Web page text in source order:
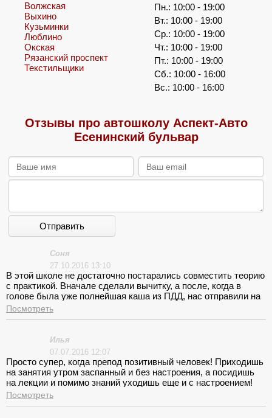
Волжская
Выхино
Кузьминки
Люблино
Окская
Рязанский проспект
Текстильщики
Пн.: 10:00 - 19:00
Вт.: 10:00 - 19:00
Ср.: 10:00 - 19:00
Чт.: 10:00 - 19:00
Пт.: 10:00 - 19:00
Сб.: 10:00 - 16:00
Вс.: 10:00 - 16:00
Отзывы про автошколу Аспект-Авто
Есенинский бульвар
Отправить
Соня
27.10.2016 13:10
В этой школе не достаточно постарались совместить теорию
с практикой. Вначале сделали вычитку, а после, когда в
голове была уже полнейшая каша из ПДД, нас отправили на
вождение, где ты как баран не можешь сложить два плюс
Посмотреть
Илья
07.07.2016 12:07
Просто супер, когда препод позитивный человек! Приходишь
на занятия утром заспанный и без настроения, а посидишь
на лекции и помимо знаний уходишь еще и с настроением!
На вождении не понравилось ждать. То инструктора, то
удобного времени.
Посмотреть